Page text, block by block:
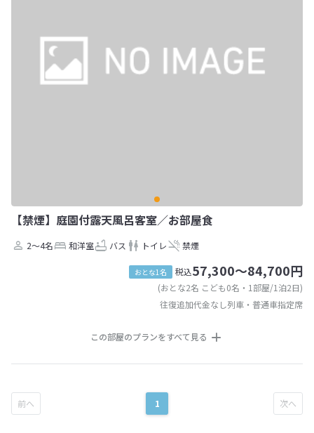
【禁煙】庭園付露天風呂客室／お部屋食
2～4名 和洋室 バス トイレ 禁煙
おとな1名 税込57,300～84,700円
(おとな2名 こども0名・1部屋/1泊2日)
往復追加代金なし列車・普通車指定席
この部屋のプランをすべて見る
1